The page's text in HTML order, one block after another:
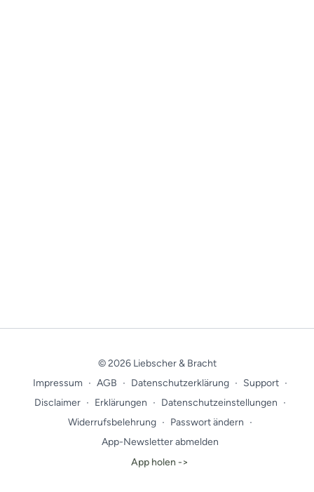
© 2026 Liebscher & Bracht
Impressum ∙ AGB ∙ Datenschutzerklärung ∙ Support ∙
Disclaimer ∙ Erklärungen ∙ Datenschutzeinstellungen ∙
Widerrufsbelehrung ∙ Passwort ändern ∙
App-Newsletter abmelden
App holen ->